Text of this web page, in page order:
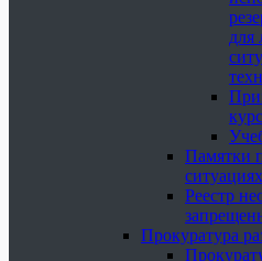
для
Памятки
ситуациях
Реестр
Прокуратура